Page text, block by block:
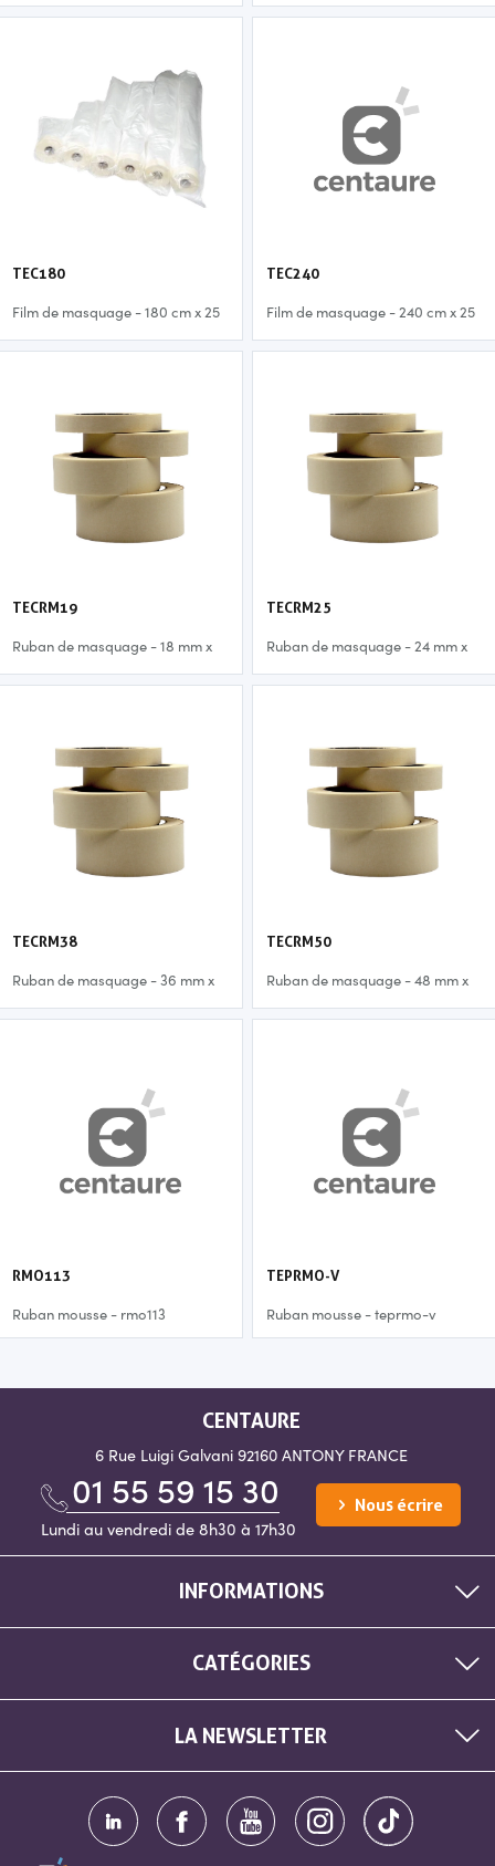
TEC180
Film de masquage - 180 cm x 25
TEC240
Film de masquage - 240 cm x 25
TECRM19
Ruban de masquage - 18 mm x
TECRM25
Ruban de masquage - 24 mm x
TECRM38
Ruban de masquage - 36 mm x
TECRM50
Ruban de masquage - 48 mm x
RMO113
Ruban mousse - rmo113
TEPRMO-V
Ruban mousse - teprmo-v
CENTAURE
6 Rue Luigi Galvani 92160 ANTONY FRANCE
01 55 59 15 30
Lundi au vendredi de 8h30 à 17h30
Nous écrire
INFORMATIONS
CATÉGORIES
LA NEWSLETTER